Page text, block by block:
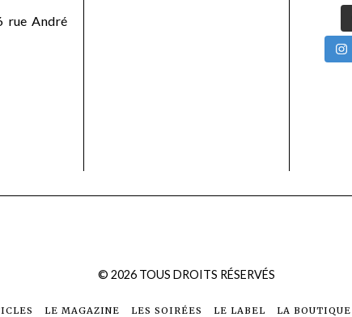
rue André
© 2026TOUS DROITS RÉSERVÉS
LE MAGAZINE LES SOIRÉES LE LABEL LA BOUTIQUE